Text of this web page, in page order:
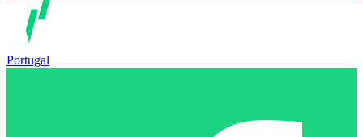
Portugal